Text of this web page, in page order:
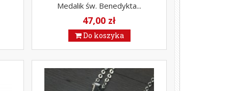
Medalik św. Benedykta...
47,00 zł
Do koszyka